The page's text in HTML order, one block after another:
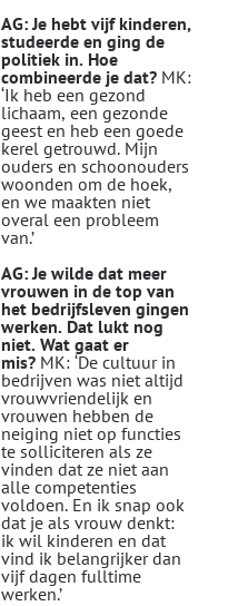
AG: Je hebt vijf kinderen,
studeerde en ging de
politiek in. Hoe
combineerde je dat? MK:
‘Ik heb een gezond
lichaam, een gezonde
geest en heb een goede
kerel getrouwd. Mijn
ouders en schoonouders
woonden om de hoek,
en we maakten niet
overal een probleem
van.’
AG: Je wilde dat meer
vrouwen in de top van
het bedrijfsleven gingen
werken. Dat lukt nog
niet. Wat gaat er
mis? MK: ‘De cultuur in
bedrijven was niet altijd
vrouwvriendelijk en
vrouwen hebben de
neiging niet op functies
te solliciteren als ze
vinden dat ze niet aan
alle competenties
voldoen. En ik snap ook
dat je als vrouw denkt:
ik wil kinderen en dat
vind ik belangrijker dan
vijf dagen fulltime
werken.’